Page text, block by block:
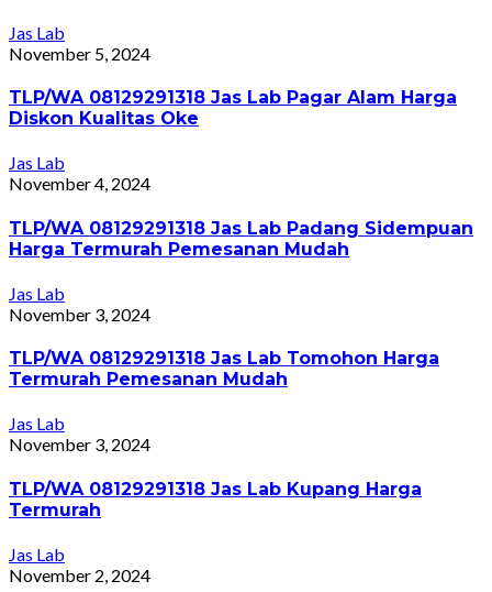
Jas Lab
November 5, 2024
TLP/WA 08129291318 Jas Lab Pagar Alam Harga
Diskon Kualitas Oke
Jas Lab
November 4, 2024
TLP/WA 08129291318 Jas Lab Padang Sidempuan
Harga Termurah Pemesanan Mudah
Jas Lab
November 3, 2024
TLP/WA 08129291318 Jas Lab Tomohon Harga
Termurah Pemesanan Mudah
Jas Lab
November 3, 2024
TLP/WA 08129291318 Jas Lab Kupang Harga
Termurah
Jas Lab
November 2, 2024